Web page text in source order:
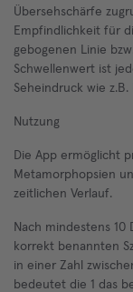
Übersehschärfe
Empfindlichkeit für
gebogenen Linie
Schwellenwert ist
Seheindruck wie
Nutzung
Die App ermöglicht
Metamorphopsien
zeitlichen Verlauf.
Nach mindestens
korrekt benannten
in einer Zahl
bedeutet die 1 das